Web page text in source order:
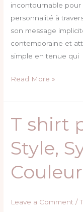
incontournable
personnalité à
son message
contemporaine et
simple en tenue qui
de
toi
Read More »
T shirt
Style,
Leave a Comment /
T
shirt
palestine
rose:
Style,
Couleurs